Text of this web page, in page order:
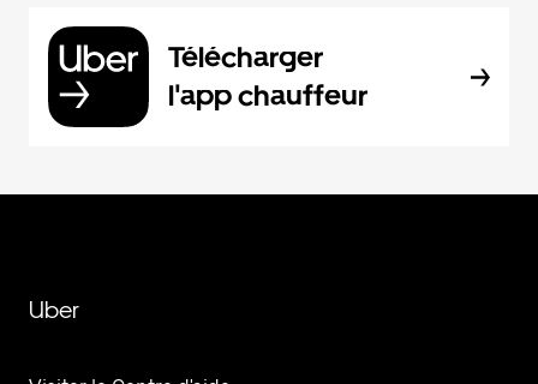
Télécharger
l'app chauffeur
Uber